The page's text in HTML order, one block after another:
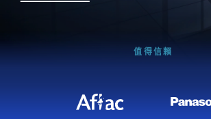
值得信賴